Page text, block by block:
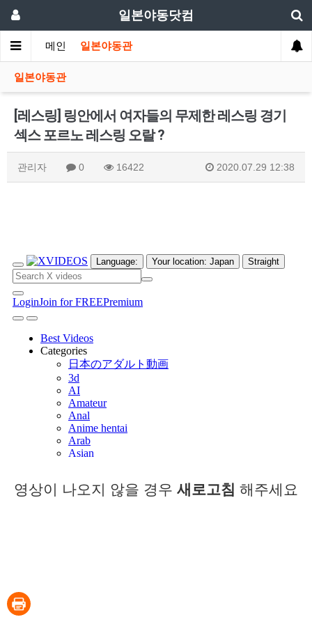
일본야동닷컴
메인 일본야동관
일본야동관
[레스링] 링안에서 여자들의 무제한 레스링 경기
섹스 포르노 레스링 오랄 ?
관리자 0 16422 2020.07.29 12:38
영상이 나오지 않을 경우 새로고침 해주세요